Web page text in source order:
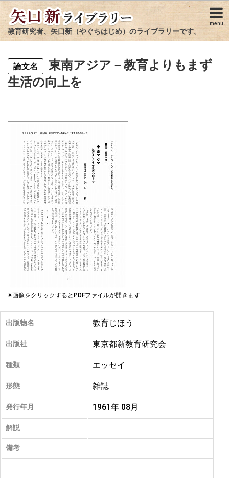
menu
教育研究者、矢口新（やぐちはじめ）のライブラリーです。
論文名
東南アジア－教育よりもまず
生活の向上を
※画像をクリックするとPDFファイルが開きます
出版物名 教育じほう
出版社 東京都新教育研究会
種類 エッセイ
形態 雑誌
発行年月 1961年 08月
解説
備考